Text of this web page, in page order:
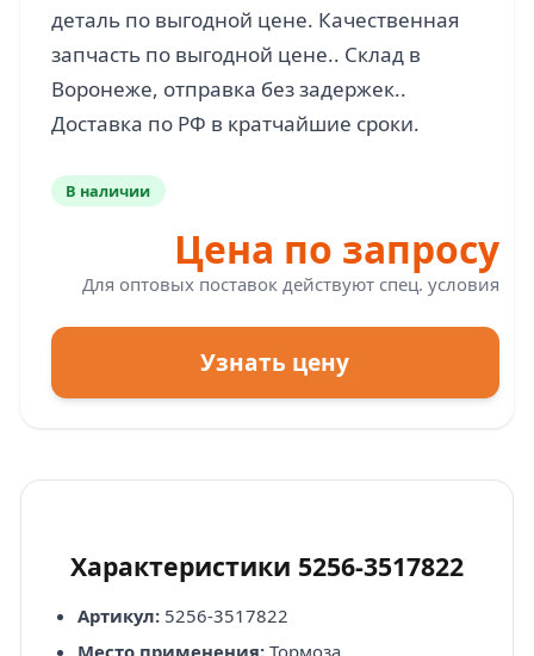
деталь по выгодной цене. Качественная
запчасть по выгодной цене.. Склад в
Воронеже, отправка без задержек..
В наличии
Цена по запросу
Для оптовых поставок действуют спец. условия
Узнать цену
Характеристики 5256-3517822
Артикул:5256-3517822
Место применения:Тормоза